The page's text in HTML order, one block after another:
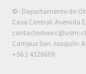
© · Departamento de
Casa Central: Avenida
contactodoocc@usm.cl
Campus San Joaquín:
+56 2 4326609